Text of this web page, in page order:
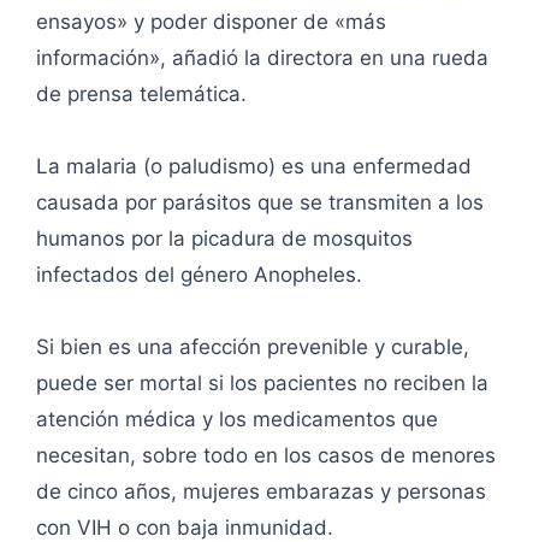
ensayos» y poder disponer de «más
información», añadió la directora en una rueda
de prensa telemática.
La malaria (o paludismo) es una enfermedad
causada por parásitos que se transmiten a los
humanos por la picadura de mosquitos
infectados del género Anopheles.
Si bien es una afección prevenible y curable,
puede ser mortal si los pacientes no reciben la
atención médica y los medicamentos que
necesitan, sobre todo en los casos de menores
de cinco años, mujeres embarazas y personas
con VIH o con baja inmunidad.